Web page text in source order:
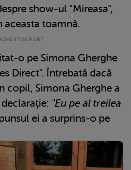
show-ul "Mireasa",
aceasta toamnă.
o pe Simona Gherghe
Direct". Întrebată dacă
copil, Simona Gherghe a
"Eu pe al treilea
ei a surprins-o pe